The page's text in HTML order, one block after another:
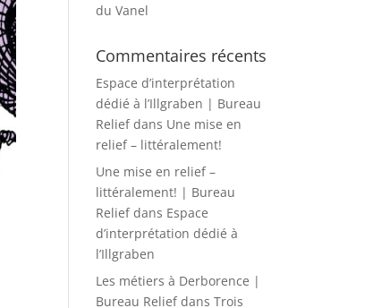
du Vanel
Commentaires récents
Espace d’interprétation
dédié à l’Illgraben | Bureau
Reliefdans Une mise en
relief – littéralement!
Une mise en relief –
littéralement! | Bureau
Reliefdans Espace
d’interprétation dédié à
l’Illgraben
Les métiers à Derborence |
Bureau ReliefdansTrois